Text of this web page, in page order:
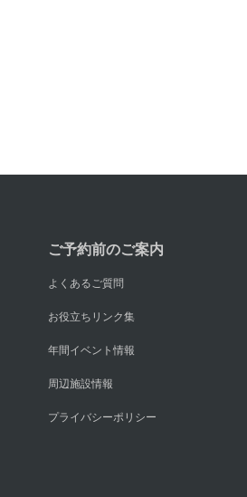
ご予約前のご案内
よくあるご質問
お役立ちリンク集
年間イベント情報
周辺施設情報
プライバシーポリシー